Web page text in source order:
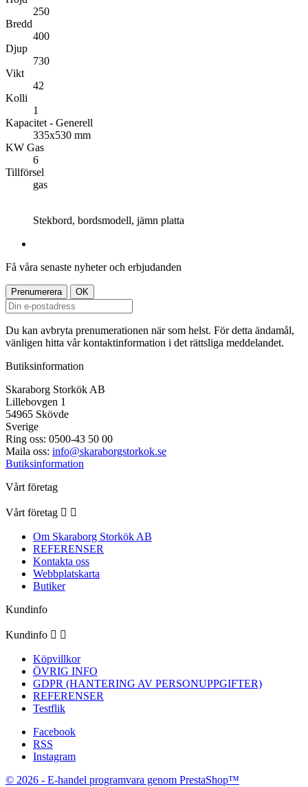
250
Bredd
400
Djup
730
Vikt
42
Kolli
1
Kapacitet - Generell
335x530 mm
KW Gas
6
Tillförsel
gas
Stekbord, bordsmodell, jämn platta
Få våra senaste nyheter och erbjudanden
Du kan avbryta prenumerationen när som helst. För detta ändamål,
vänligen hitta vår kontaktinformation i det rättsliga meddelandet.
Butiksinformation
Skaraborg Storkök AB
Lillebovgen 1
54965 Skövde
Sverige
Ring oss: 0500-43 50 00
Maila oss: info@skaraborgstorkok.se
Butiksinformation
Vårt företag
Vårt företag  
Om Skaraborg Storkök AB
REFERENSER
Kontakta oss
Webbplatskarta
Butiker
Kundinfo
Kundinfo  
Köpvillkor
ÖVRIG INFO
GDPR (HANTERING AV PERSONUPPGIFTER)
REFERENSER
Testflik
Facebook
RSS
Instagram
© 2026 - E-handel programvara genom PrestaShop™